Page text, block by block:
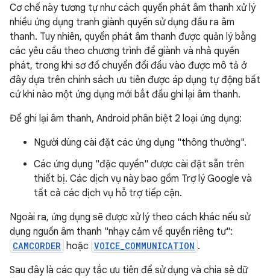
Cơ chế này tương tự như cách quyền phát âm thanh xử lý
nhiều ứng dụng tranh giành quyền sử dụng đầu ra âm
thanh. Tuy nhiên, quyền phát âm thanh được quản lý bằng
các yêu cầu theo chương trình để giành và nhả quyền
phát, trong khi sơ đồ chuyển đổi đầu vào được mô tả ở
đây dựa trên chính sách ưu tiên được áp dụng tự động bất
cứ khi nào một ứng dụng mới bắt đầu ghi lại âm thanh.
Để ghi lại âm thanh, Android phân biệt 2 loại ứng dụng:
Người dùng cài đặt các ứng dụng "thông thường".
Các ứng dụng "đặc quyền" được cài đặt sẵn trên
thiết bị. Các dịch vụ này bao gồm Trợ lý Google và
tất cả các dịch vụ hỗ trợ tiếp cận.
Ngoài ra, ứng dụng sẽ được xử lý theo cách khác nếu sử
dụng nguồn âm thanh "nhạy cảm về quyền riêng tư":
CAMCORDER hoặc VOICE_COMMUNICATION .
Sau đây là các quy tắc ưu tiên để sử dụng và chia sẻ dữ